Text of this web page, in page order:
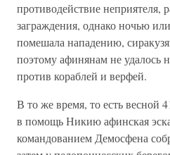
противодействие неприятеля,
заграждения, однако ночью
помешала нападению,
поэтому афинянам не удалось
против кораблей и верфей.
В то же время, то есть весной
в помощь Никию афинская
командованием Демосфена